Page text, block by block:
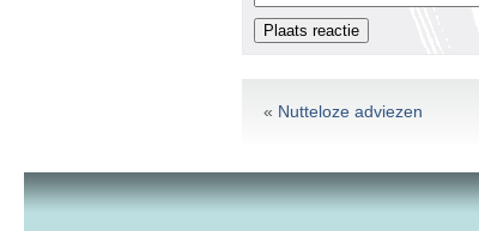
« Nutteloze adviezen